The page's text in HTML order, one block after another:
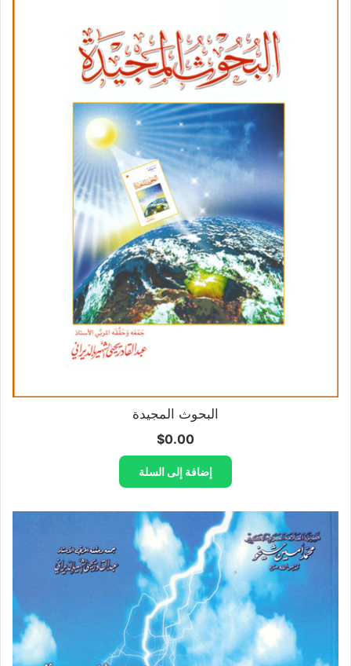
البحوث المجيدة
$0.00
إضافة إلى السلة